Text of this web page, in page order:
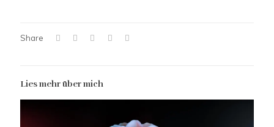
Share
Lies mehr über mich